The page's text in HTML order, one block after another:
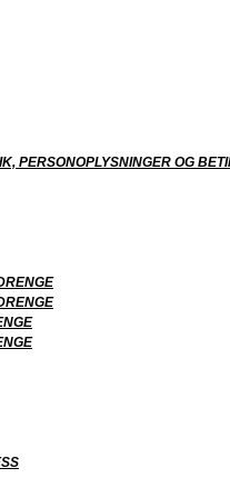
PERSONOPLYSNINGER OG